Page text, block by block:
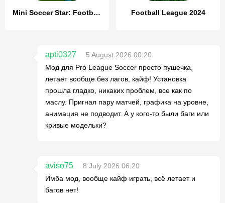
Mini Soccer Star: Football Cup Football League 2024
apti0327
5 August 2026 00:20
Мод для Pro League Soccer просто пушечка,
летает вообще без лагов, кайф! Установка
прошла гладко, никаких проблем, все как по
маслу. Пригнал пару матчей, графика на уровне,
анимация не подводит. А у кого-то были баги или
кривые модельки?
aviso75
8 July 2026 06:20
Имба мод, вообще кайф играть, всё летает и
багов нет!